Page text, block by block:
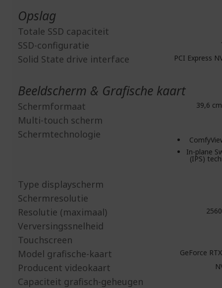
Opslag
Totale SSD capaciteit
SSD-configuratie
Solid State drive interface PCI Express
Beeldscherm & Grafische kaart
Schermformaat 39,6
Multi-touch scherm
Schermtechnologie
In-plane
(IPS)
Type displayscherm
Schermresolutie
Resolutie (maximaal)
Verversingssnelheid
Touchscreen
Model grafische-kaart
GeForce
Producent videokaart
Capaciteit grafisch-geheugen